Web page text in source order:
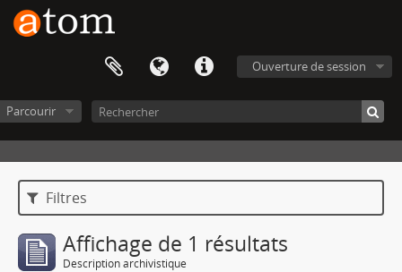
Ouverture de session
Parcourir
Filtres
Affichage de 1 résultats
Description archivistique